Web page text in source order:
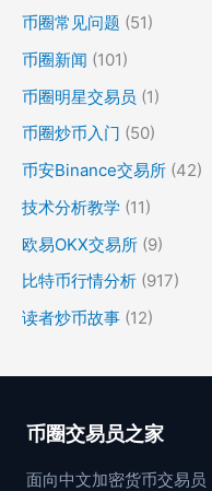
币圈常见问题 (51)
币圈新闻 (101)
币圈明星交易员 (1)
币圈炒币入门 (50)
币安Binance交易所 (42)
技术分析教学 (11)
欧易OKX交易所 (9)
比特币行情分析 (917)
读者炒币故事 (12)
币圈交易员之家
面向中文加密货币交易